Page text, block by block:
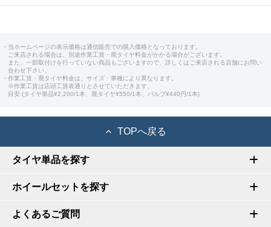
・当ホームページの表示価格は通信販売での購入価格となっております。
ご来店される場合は、別途作業工賃・廃タイヤ料金がかかる場合がございます。
また、一部取付けを行っていない商品もございますので、詳しくはご来店される店舗にお問い
合わせ下さい。
・作業工賃・廃タイヤ料金は、サイズ・車種により異なります。
※作業工賃は店頭工賃表通りとさせていただきます。
目安:(タイヤ単品¥2,200/1本、廃タイヤ¥550/1本、バルブ¥440円/1本)
TOPへ戻る
タイヤ単品を探す
ホイールセットを探す
よくあるご質問